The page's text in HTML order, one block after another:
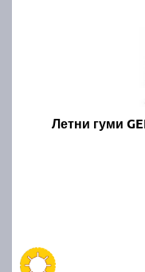
Летни гуми